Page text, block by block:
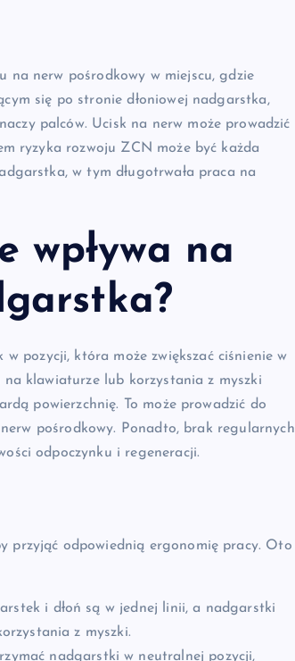
na nerw pośrodkowy w miejscu, gdzie
się po stronie dłoniowej nadgarstka,
palców. Ucisk na nerw może prowadzić
ryzyka rozwoju ZCN może być każda
w tym długotrwała praca na
wpływa na
pozycji, która może zwiększać ciśnienie w
klawiaturze lub korzystania z myszki
powierzchnię. To może prowadzić do
pośrodkowy. Ponadto, brak regularnych
odpoczynku i regeneracji.
przyjąć odpowiednią ergonomię pracy. Oto
i dłoń są w jednej linii, a nadgarstki
z myszki.
nadgarstki w neutralnej pozycji,